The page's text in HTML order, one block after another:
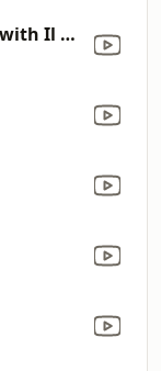
Ax - Maria Salvador (with Il Cile)